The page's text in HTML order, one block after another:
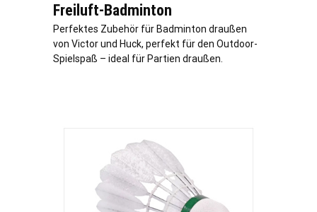
Freiluft-Badminton
Perfektes Zubehör für Badminton draußen
von Victor und Huck, perfekt für den Outdoor-
Spielspaß – ideal für Partien draußen.